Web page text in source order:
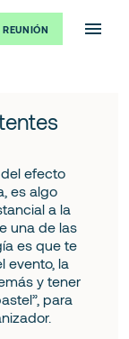
efecto
es algo
a la
una de las
es que te
evento, la
y tener
para